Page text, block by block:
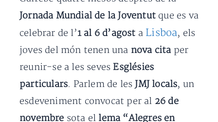
Jornada Mundial de la Joventut que es va
celebrar de l’1 al 6 d’agost a Lisboa, els
joves del món tenen una nova citaper
reunir-se a les sevesEsglésies
particulars. Parlem de les JMJ locals, un
esdeveniment convocat per al 26 de
novembre sota el lema “Alegres en